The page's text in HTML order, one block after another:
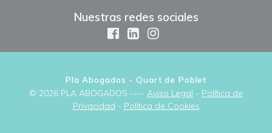
Nuestras redes sociales
Pla Abogados - Quart de Poblet
© 2026 PLA ABOGADOS ---- Aviso Legal - Política de
Privacidad - Política de Cookies